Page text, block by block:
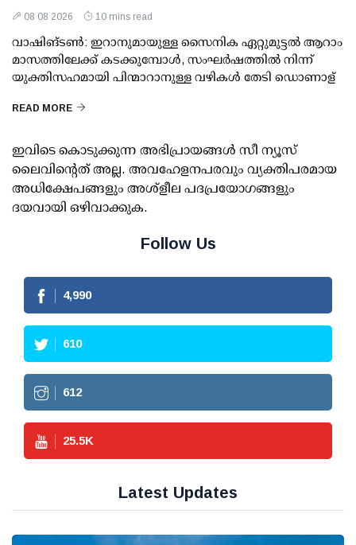
08 08 2026 10 mins read
വാഷിങ്ടണ്‍: ഇറാനുമായുള്ള സൈനിക ഏറ്റുമുട്ടല്‍ ആറാം
മാസത്തിലേക്ക് കടക്കുമ്പോള്‍, സംഘര്‍ഷത്തില്‍ നിന്ന്
യുക്തിസഹമായി പിന്മാറാനുള്ള വഴികള്‍ തേടി ഡൊണാള്
READ MORE
ഇവിടെ കൊടുക്കുന്ന അഭിപ്രായങ്ങള്‍ സീ ന്യൂസ്
ലൈവിന്റെത് അല്ല. അവഹേളനപരവും വ്യക്തിപരമായ
അധിക്ഷേപങ്ങളും അശ്‌ളീല പദപ്രയോഗങ്ങളും
ദയവായി ഒഴിവാക്കുക.
Follow Us
4,990
610
612
25.5K
Latest Updates